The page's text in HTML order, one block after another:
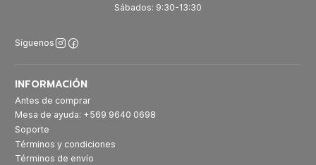
Sábados: 9:30-13:30
Síguenos
INFORMACIÓN
Antes de comprar
Mesa de ayuda: +569 9640 0698
Soporte
Términos y condiciones
Términos de envío